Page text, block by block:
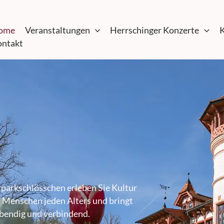
Veranstaltungen Herrschinger Konzerte
erleben Sie Kultur
jeden Alters und bringt
und verbindend.